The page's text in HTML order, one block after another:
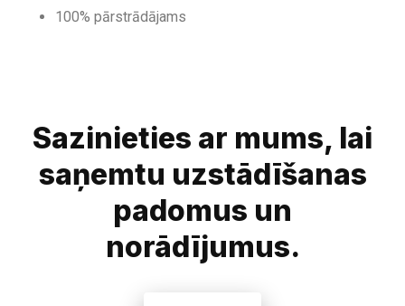
100% pārstrādājams
Sazinieties ar mums, lai
saņemtu uzstādīšanas
padomus un
norādījumus.